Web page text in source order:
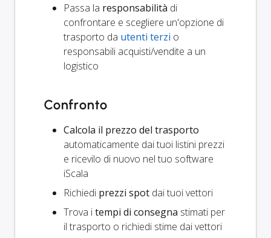
Passa la responsabilità di
confrontare e scegliere un'opzione di
trasporto da utenti terzi o
responsabili acquisti/vendite a un
logistico
Confronto
Calcola il prezzo del trasporto
automaticamente dai tuoi listini prezzi
e ricevilo di nuovo nel tuo software
iScala
Richiedi prezzi spot dai tuoi vettori
Trova itempi di consegna stimati per
il trasporto o richiedi stime dai vettori